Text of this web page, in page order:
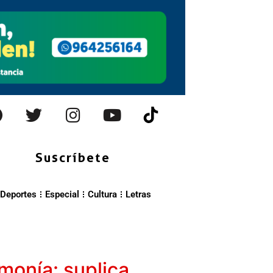
Suscríbete
Deportes Especial Cultura Letras